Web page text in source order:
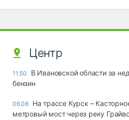
Центр
11:50
В Ивановской области за
бензин
06.08 На трассе Курск –
метровый мост через реку